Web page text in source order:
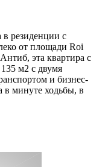
в резиденции с
от площади Roi
эта квартира с
м2 с двумя
и бизнес-
в минуте ходьбы, в